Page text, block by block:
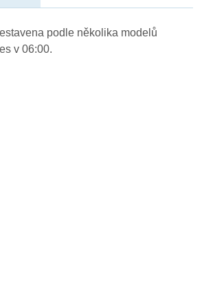
podle několika modelů
v 06:00.